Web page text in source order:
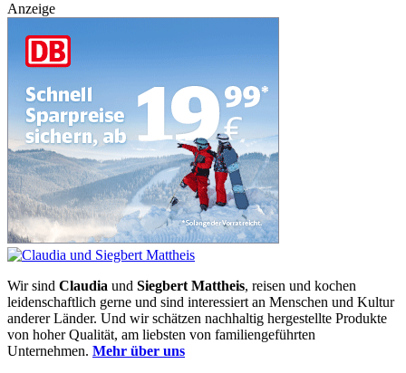
Anzeige
Wir sind Claudia und Siegbert Mattheis, reisen und kochen
leidenschaftlich gerne und sind interessiert an Menschen und Kultur
anderer Länder. Und wir schätzen nachhaltig hergestellte Produkte
von hoher Qualität, am liebsten von familiengeführten
Unternehmen. Mehr über uns